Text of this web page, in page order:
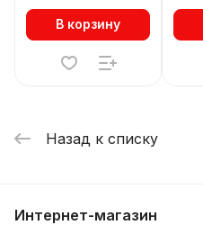
В корзину
Назад к списку
Интернет-магазин